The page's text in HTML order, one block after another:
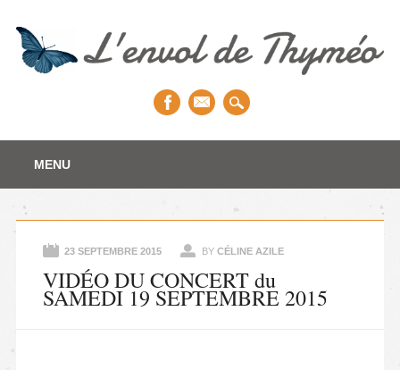
Main menu
MENU
23 SEPTEMBRE 2015 BY CÉLINE AZILE
VIDÉO DU CONCERT du
SAMEDI 19 SEPTEMBRE 2015